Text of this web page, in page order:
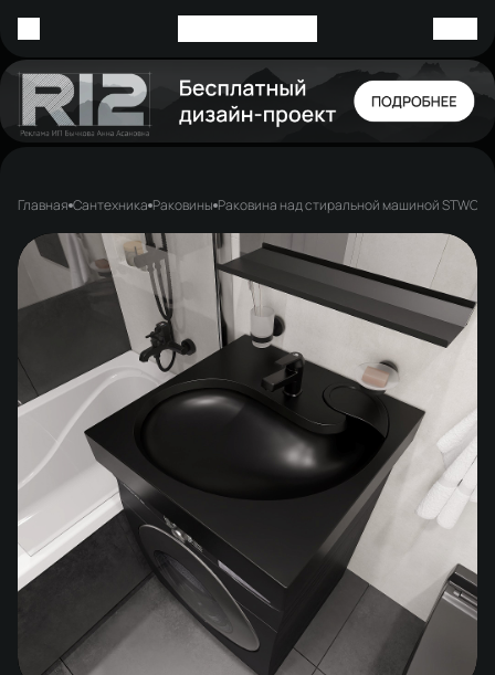
Главная Сантехника Раковины Раковина над стиральной машиной